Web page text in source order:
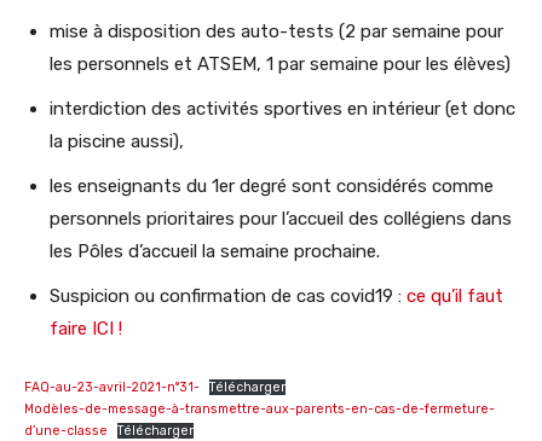
mise à disposition des auto-tests (2 par semaine pour
les personnels et ATSEM, 1 par semaine pour les élèves)
interdiction des activités sportives en intérieur (et donc
la piscine aussi),
les enseignants du 1er degré sont considérés comme
personnels prioritaires pour l’accueil des collégiens dans
les Pôles d’accueil la semaine prochaine.
Suspicion ou confirmation de cas covid19 : ce qu’il faut
faire ICI !
FAQ-au-23-avril-2021-n°31-
Télécharger
Modèles-de-message-à-transmettre-aux-parents-en-cas-de-fermeture-
d’une-classe
Télécharger